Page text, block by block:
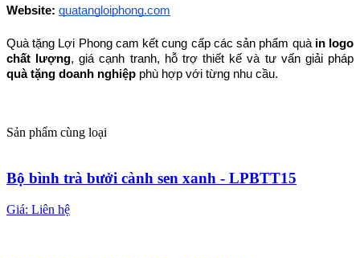
Website: quatangloiphong.com
Quà tặng Lợi Phong cam kết cung cấp các sản phẩm quà in logo
chất lượng
quà tặng doanh nghiệp phù hợp với từng nhu cầu.
Sản phẩm cùng loại
Bộ bình trà bưởi cành sen xanh - LPBTT15
Giá: Liên hệ